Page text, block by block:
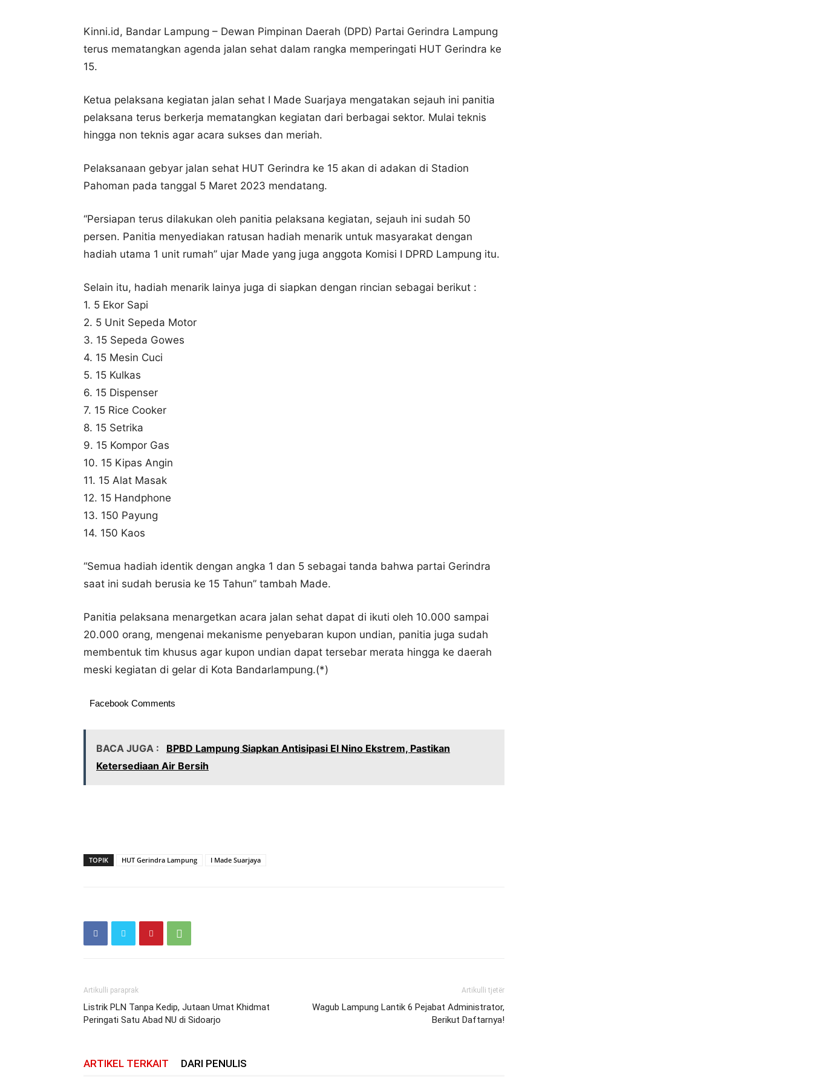
Kinni.id, Bandar Lampung – Dewan Pimpinan Daerah (DPD) Partai Gerindra Lampung
terus mematangkan agenda jalan sehat dalam rangka memperingati HUT Gerindra ke
15.
Ketua pelaksana kegiatan jalan sehat I Made Suarjaya mengatakan sejauh ini panitia
pelaksana terus berkerja mematangkan kegiatan dari berbagai sektor. Mulai teknis
hingga non teknis agar acara sukses dan meriah.
Pelaksanaan gebyar jalan sehat HUT Gerindra ke 15 akan di adakan di Stadion
Pahoman pada tanggal 5 Maret 2023 mendatang.
“Persiapan terus dilakukan oleh panitia pelaksana kegiatan, sejauh ini sudah 50
persen. Panitia menyediakan ratusan hadiah menarik untuk masyarakat dengan
hadiah utama 1 unit rumah” ujar Made yang juga anggota Komisi I DPRD Lampung itu.
Selain itu, hadiah menarik lainya juga di siapkan dengan rincian sebagai berikut :
1. 5 Ekor Sapi
2. 5 Unit Sepeda Motor
3. 15 Sepeda Gowes
4. 15 Mesin Cuci
5. 15 Kulkas
6. 15 Dispenser
7. 15 Rice Cooker
8. 15 Setrika
9. 15 Kompor Gas
10. 15 Kipas Angin
11. 15 Alat Masak
12. 15 Handphone
13. 150 Payung
14. 150 Kaos
“Semua hadiah identik dengan angka 1 dan 5 sebagai tanda bahwa partai Gerindra
saat ini sudah berusia ke 15 Tahun” tambah Made.
Panitia pelaksana menargetkan acara jalan sehat dapat di ikuti oleh 10.000 sampai
20.000 orang, mengenai mekanisme penyebaran kupon undian, panitia juga sudah
membentuk tim khusus agar kupon undian dapat tersebar merata hingga ke daerah
meski kegiatan di gelar di Kota Bandarlampung.(*)
Facebook Comments
BACA JUGA :
BPBD Lampung Siapkan Antisipasi El Nino Ekstrem, Pastikan
Ketersediaan Air Bersih
TOPIK HUT Gerindra Lampung I Made Suarjaya
Artikulli paraprak
Listrik PLN Tanpa Kedip, Jutaan Umat Khidmat
Peringati Satu Abad NU di Sidoarjo
Artikulli tjetër
Wagub Lampung Lantik 6 Pejabat Administrator,
Berikut Daftarnya!
ARTIKEL TERKAIT DARI PENULIS